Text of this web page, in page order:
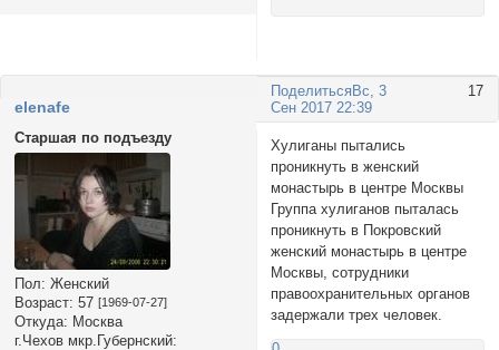
Поделиться 17
Вс, 3
Сен 2017 22:39
elenafe
Старшая по подъезду
Пол: Женский
Возраст: 57 [1969-07-27]
Откуда: Москва
г.Чехов мкр.Губернский:
Хулиганы пытались
проникнуть в женский
монастырь в центре Москвы
Группа хулиганов пыталась
проникнуть в Покровский
женский монастырь в центре
Москвы, сотрудники
правоохранительных органов
задержали трех человек.